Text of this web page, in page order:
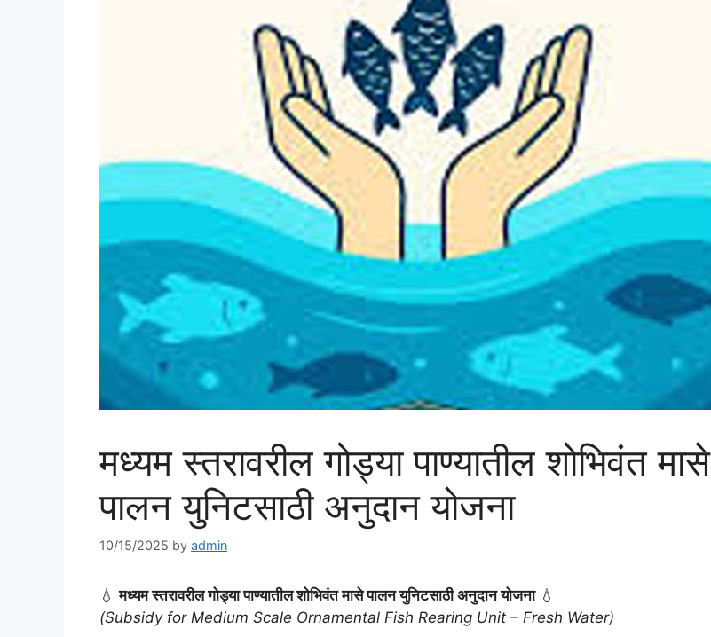
मध्यम स्तरावरील गोड्या पाण्यातील शोभिवंत मासे
पालन युनिटसाठी अनुदान योजना
10/15/2025 by admin
💧मध्यम स्तरावरील गोड्या पाण्यातील शोभिवंत मासे पालन युनिटसाठी अनुदान योजना💧
(Subsidy for Medium Scale Ornamental Fish Rearing Unit – Fresh Water)